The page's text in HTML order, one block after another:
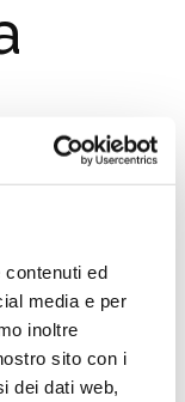
ed
media e per
inoltre
sito con i
dei dati web,
ad usare meno
potrai
della ricerca
sinistra